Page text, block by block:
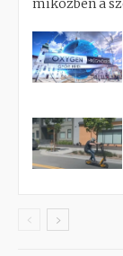
miközben a